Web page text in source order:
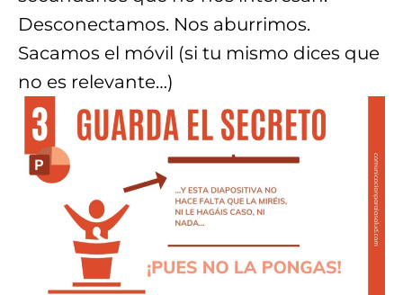
Desconectamos. Nos aburrimos.
Sacamos el móvil (si tu mismo dices que
no es relevante…)